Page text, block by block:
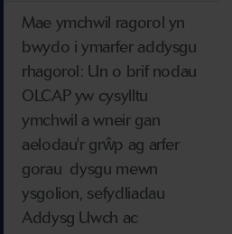
Mae ymchwil ragorol yn
bwydo i ymarfer addysgu
rhagorol: Un o brif nodau
OLCAP yw cysylltu
ymchwil a wneir gan
aelodau'r grŵp ag arfer
gorau dysgu mewn
ysgolion, sefydliadau
Addysg Uwch ac